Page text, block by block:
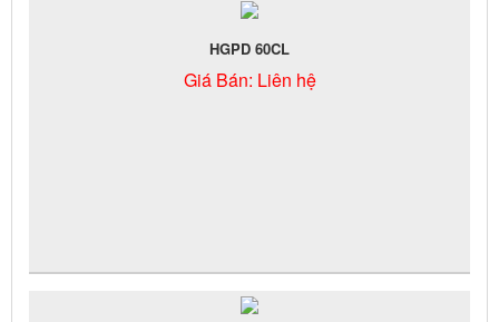
HGPD 60CL
Giá Bán: Liên hệ